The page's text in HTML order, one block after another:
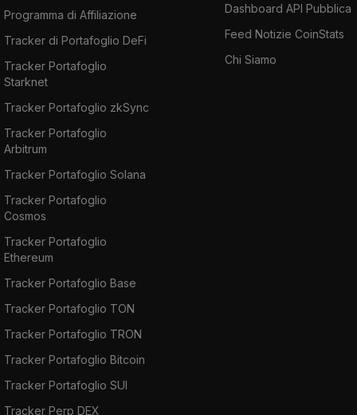
Programma di Affiliazione
Tracker di Portafoglio DeFi
Tracker Portafoglio
Starknet
Tracker Portafoglio zkSync
Tracker Portafoglio
Arbitrum
Tracker Portafoglio Solana
Tracker Portafoglio
Cosmos
Tracker Portafoglio
Ethereum
Tracker Portafoglio Base
Tracker Portafoglio TON
Tracker Portafoglio TRON
Tracker Portafoglio Bitcoin
Tracker Portafoglio SUI
Tracker Perp DEX
Dashboard API Pubblica
Feed Notizie CoinStats
Chi Siamo